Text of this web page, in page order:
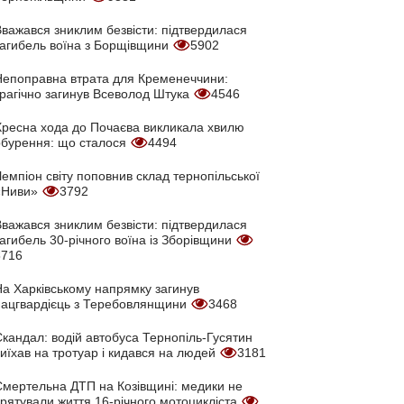
зниклим безвісти: підтвердилася
воїна з Борщівщини
5902
втрата для Кременеччини:
загинув Всеволод Штука
4546
хода до Почаєва викликала хвилю
що сталося
4494
світу поповнив склад тернопільської
3792
зниклим безвісти: підтвердилася
30-річного воїна із Зборівщини
Харківському напрямку загинув
з Теребовлянщини
3468
водій автобуса Тернопіль-Гусятин
на тротуар і кидався на людей
3181
ДТП на Козівщині: медики не